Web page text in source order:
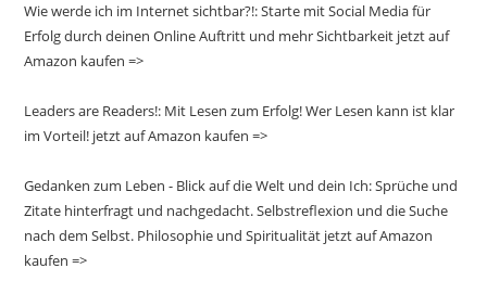
Wie werde ich im Internet sichtbar?!: Starte mit Social Media für
Erfolg durch deinen Online Auftritt und mehr Sichtbarkeit jetzt auf
Amazon kaufen =>
Leaders are Readers!: Mit Lesen zum Erfolg! Wer Lesen kann ist klar
im Vorteil! jetzt auf Amazon kaufen =>
Gedanken zum Leben - Blick auf die Welt und dein Ich: Sprüche und
Zitate hinterfragt und nachgedacht. Selbstreflexion und die Suche
nach dem Selbst. Philosophie und Spiritualität jetzt auf Amazon
kaufen =>